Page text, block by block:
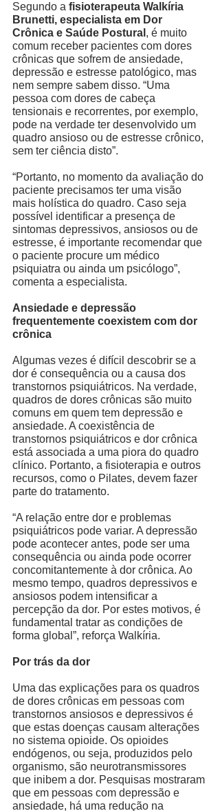
Segundo a fisioterapeuta Walkíria
Brunetti, especialista em Dor
Crônica e Saúde Postural , é muito
comum receber pacientes com dores
crônicas que sofrem de ansiedade,
depressão e estresse patológico, mas
nem sempre sabem disso. “Uma
pessoa com dores de cabeça
tensionais e recorrentes, por exemplo,
pode na verdade ter desenvolvido um
quadro ansioso ou de estresse crônico,
sem ter ciência disto”.
“Portanto, no momento da avaliação do
paciente precisamos ter uma visão
mais holística do quadro. Caso seja
possível identificar a presença de
sintomas depressivos, ansiosos ou de
estresse, é importante recomendar que
o paciente procure um médico
psiquiatra ou ainda um psicólogo”,
comenta a especialista.
Ansiedade e depressão
frequentemente coexistem com dor
crônica
Algumas vezes é difícil descobrir se a
dor é consequência ou a causa dos
transtornos psiquiátricos. Na verdade,
quadros de dores crônicas são muito
comuns em quem tem depressão e
ansiedade. A coexistência de
transtornos psiquiátricos e dor crônica
está associada a uma piora do quadro
clínico. Portanto, a fisioterapia e outros
recursos, como o Pilates, devem fazer
parte do tratamento.
“A relação entre dor e problemas
psiquiátricos pode variar. A depressão
pode acontecer antes, pode ser uma
consequência ou ainda pode ocorrer
concomitantemente à dor crônica. Ao
mesmo tempo, quadros depressivos e
ansiosos podem intensificar a
percepção da dor. Por estes motivos, é
fundamental tratar as condições de
forma global”, reforça Walkíria.
Por trás da dor
Uma das explicações para os quadros
de dores crônicas em pessoas com
transtornos ansiosos e depressivos é
que estas doenças causam alterações
no sistema opioide. Os opioides
endógenos, ou seja, produzidos pelo
organismo, são neurotransmissores
que inibem a dor. Pesquisas mostraram
que em pessoas com depressão e
ansiedade, há uma redução na